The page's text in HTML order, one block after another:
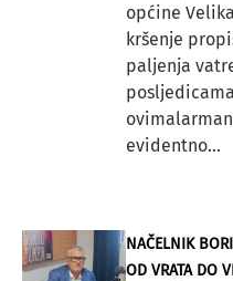
općine
kršenje
paljenja
evidentno...
NAČELNIK
OD VRATA DO